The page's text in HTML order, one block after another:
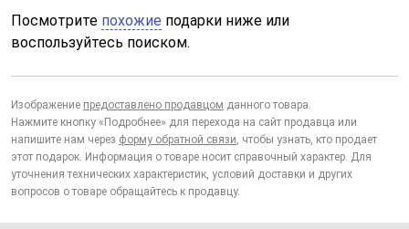
Посмотрите похожие подарки ниже или
воспользуйтесь поиском.
Изображение предоставлено продавцом данного товара.
Нажмите кнопку «Подробнее» для перехода на сайт продавца или
напишите нам через форму обратной связи, чтобы узнать, кто продает
этот подарок. Информация о товаре носит справочный характер. Для
уточнения технических характеристик, условий доставки и других
вопросов о товаре обращайтесь к продавцу.